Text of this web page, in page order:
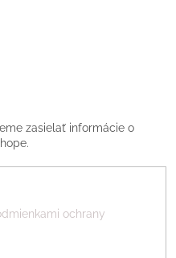
zasielať informácie o
ochrany